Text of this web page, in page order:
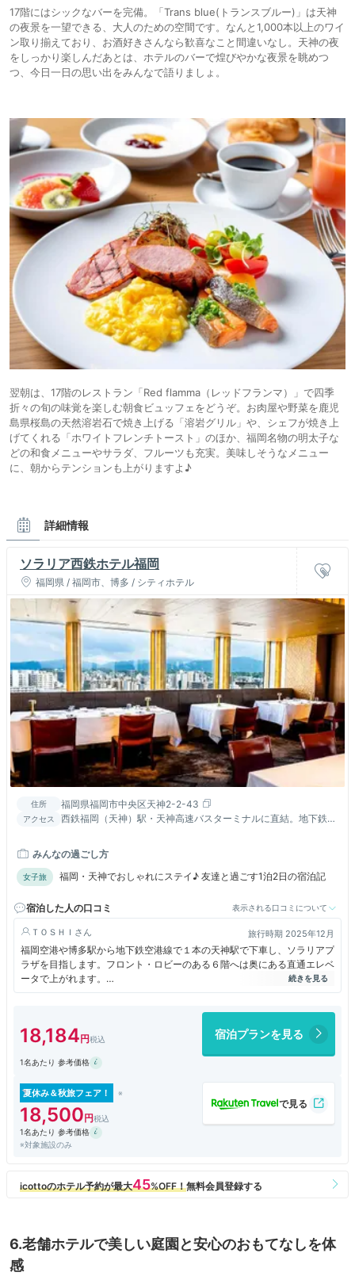
17階にはシックなバーを完備。「Trans blue(トランスブルー)」は天神
の夜景を一望できる、大人のための空間です。なんと1,000本以上のワイ
ン取り揃えており、お酒好きさんなら歓喜なこと間違いなし。天神の夜
をしっかり楽しんだあとは、ホテルのバーで煌びやかな夜景を眺めつ
つ、今日一日の思い出をみんなで語りましょ。
翌朝は、17階のレストラン「Red flamma（レッドフランマ）」で四季
折々の旬の味覚を楽しむ朝食ビュッフェをどうぞ。お肉屋や野菜を鹿児
島県桜島の天然溶岩石で焼き上げる「溶岩グリル」や、シェフが焼き上
げてくれる「ホワイトフレンチトースト」のほか、福岡名物の明太子な
どの和食メニューやサラダ、フルーツも充実。美味しそうなメニュー
に、朝からテンションも上がりますよ♪
詳細情報
ソラリア西鉄ホテル福岡
福岡県 / 福岡市、博多 / シティホテル
住所 福岡県福岡市中央区天神2-2-43
アクセス
西鉄福岡（天神）駅・天神高速バスターミナルに直結。地下鉄
みんなの過ごし方
女子旅 福岡・天神でおしゃれにステイ♪ 友達と過ごす1泊2日の宿泊記
宿泊した人の口コミ 表示される口コミについて
ＴＯＳＨＩ 旅行時期 2025年12月
福岡空港や博多駅から地下鉄空港線で１本の天神駅で下車し、ソラリアプ
ラザを目指します。フロント・ロビーのある６階へは奥にある直通エレベ
ータで上がれます。
チェックイン前の昼過ぎでも、キャリーケースなどを預かってくれて身軽
手書きした下手くそな文字でも認識してくれました。
客室のある上階へ行くには、まず部屋のカードキーをタッチしてから行先
階ボタンを押すセキュリティの高い方式です。
れ、遠くに博多ポートタワーが見えます。
洗面室は広くゆったりしていますが、アメニティグッズは置かれていませ
ん。チェックインの後ロビーから必要なものを持って上がるシステムで
す。トイレとガラスで仕切られているバスルームには、大きいシャワーが
別に付けられた細長い洗い場があり重宝しますが、これらトイレ・バスと
ドを下ろすことをお勧めします。
ベッドも快適で、朝はゆっくりめに目覚めました。九州まで来ると、関東
ティを堪能しました。
18,184 宿泊プランを見る
1名あたり 参考価格
夏休み＆秋旅フェア！
18,500
1名あたり 参考価格
※対象施設のみ
6.老舗ホテルで美しい庭園と安心のおもてなしを体
感